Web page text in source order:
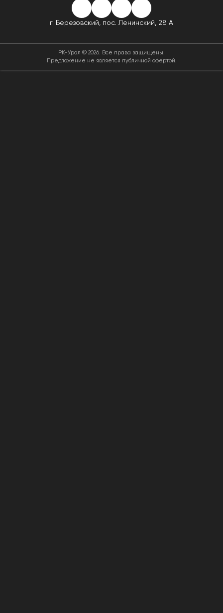
г. Березовский, пос. Ленинский, 28 А
РК-Урал © 2026. Все права защищены.
Предложение не является публичной офертой.